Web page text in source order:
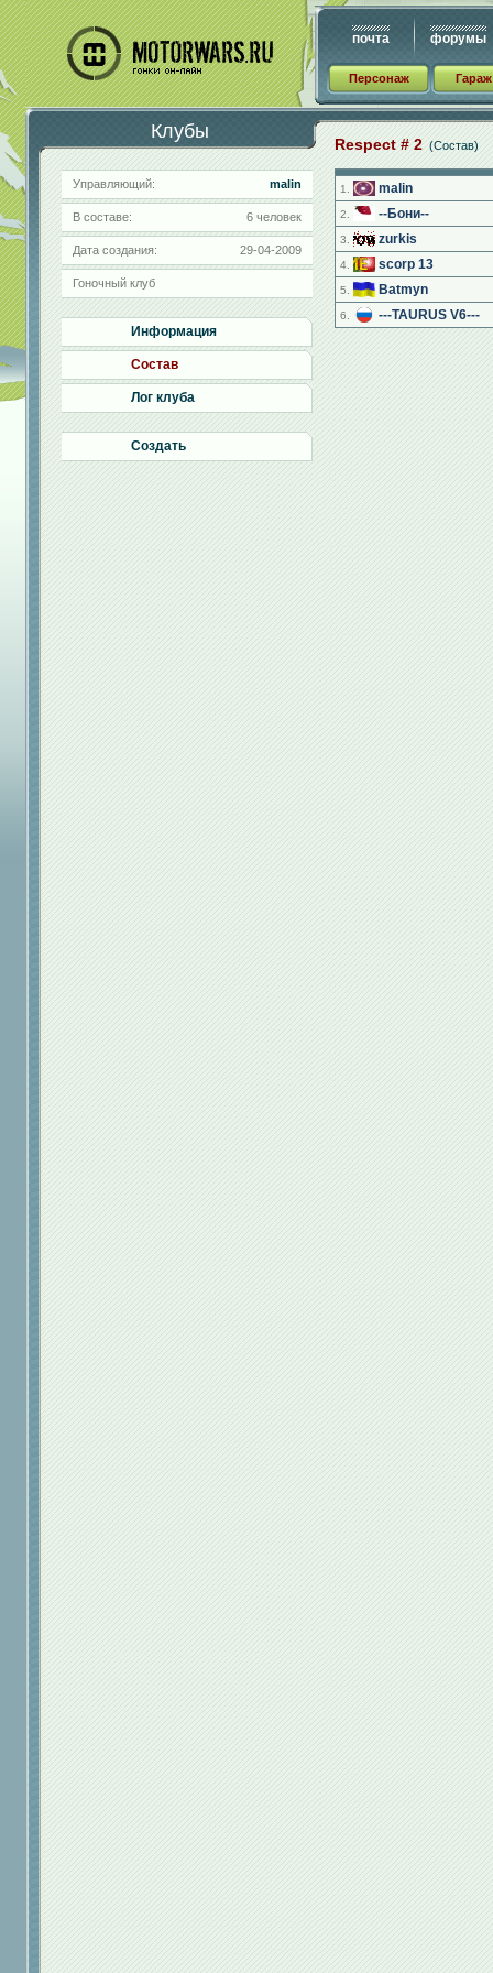
почта форумы
Персонаж Гараж
Клубы
Управляющий: malin
В составе: 6 человек
Дата создания: 29-04-2009
Гоночный клуб
Информация
Состав
Лог клуба
Создать
Respect # 2 (Состав)
1. malin
2. --Бони--
3. zurkis
4. scorp 13
5. Batmyn
6. ---TAURUS V6---